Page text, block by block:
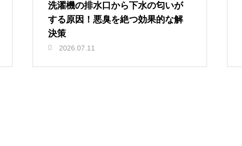
洗濯機の排水口から下水の匂いが
する原因！悪臭を絶つ効果的な解
決策
2026.07.11